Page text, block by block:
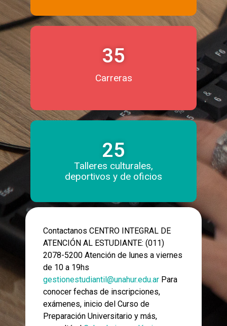
35
Carreras
25
Talleres culturales,
deportivos y de oficios
Contactanos CENTRO INTEGRAL DE
ATENCIÓN AL ESTUDIANTE: (011)
2078-5200 Atención de lunes a viernes
de 10 a 19hs
gestionestudiantil@unahur.edu.ar Para
conocer fechas de inscripciones,
exámenes, inicio del Curso de
Preparación Universitario y más,